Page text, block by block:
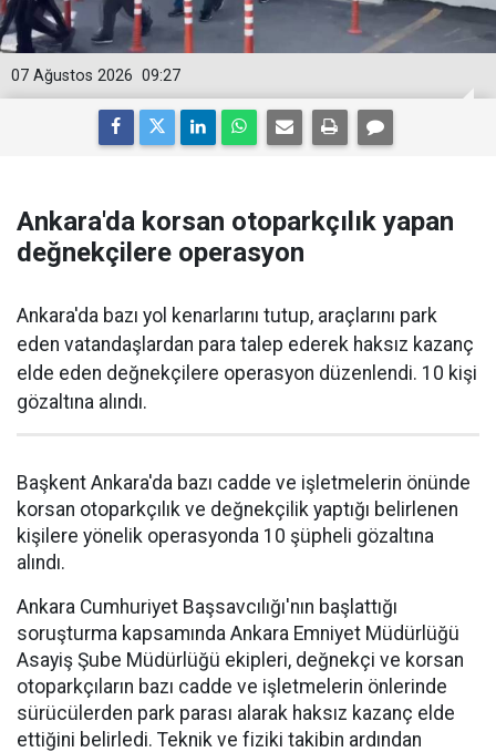
09:27
07 Ağustos 2026
Ankara'da korsan otoparkçılık yapan
değnekçilere operasyon
Ankara'da bazı yol kenarlarını tutup, araçlarını park
eden vatandaşlardan para talep ederek haksız kazanç
elde eden değnekçilere operasyon düzenlendi. 10 kişi
gözaltına alındı.
Başkent Ankara'da bazı cadde ve işletmelerin önünde
korsan otoparkçılık ve değnekçilik yaptığı belirlenen
kişilere yönelik operasyonda 10 şüpheli gözaltına
alındı.
Ankara Cumhuriyet Başsavcılığı'nın başlattığı
soruşturma kapsamında Ankara Emniyet Müdürlüğü
Asayiş Şube Müdürlüğü ekipleri, değnekçi ve korsan
otoparkçıların bazı cadde ve işletmelerin önlerinde
sürücülerden park parası alarak haksız kazanç elde
ettiğini belirledi. Teknik ve fiziki takibin ardından